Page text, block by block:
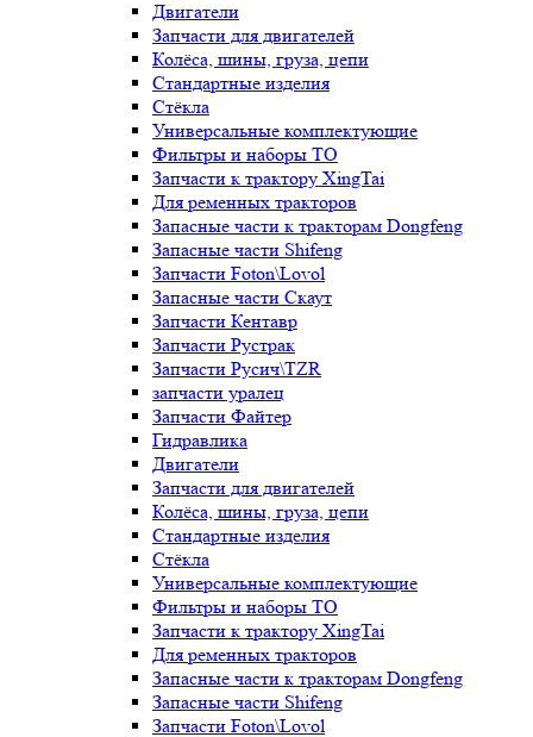
Двигатели
Запчасти для двигателей
Колёса, шины, груза, цепи
Стандартные изделия
Стёкла
Универсальные комплектующие
Фильтры и наборы ТО
Запчасти к трактору XingTai
Для ременных тракторов
Запасные части к тракторам Dongfeng
Запасные части Shifeng
Запчасти Foton\Lovol
Запасные части Скаут
Запчасти Кентавр
Запчасти Рустрак
Запчасти Русич\TZR
запчасти уралец
Запчасти Файтер
Гидравлика
Двигатели
Запчасти для двигателей
Колёса, шины, груза, цепи
Стандартные изделия
Стёкла
Универсальные комплектующие
Фильтры и наборы ТО
Запчасти к трактору XingTai
Для ременных тракторов
Запасные части к тракторам Dongfeng
Запасные части Shifeng
Запчасти Foton\Lovol